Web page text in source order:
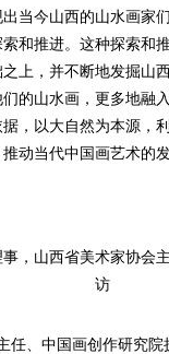
今山西的山水画家们
和推进。这种探索和
上，并不断地发掘山
的山水画，更多地融
，以大自然为本源，
动当代中国画艺术的发
，山西省美术家协会
访
任、中国画创作研究